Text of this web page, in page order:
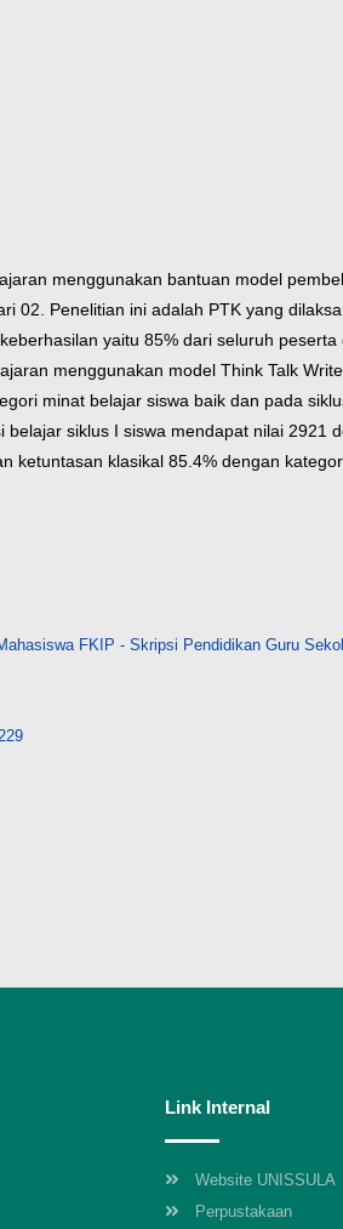
menggunakan bantuan model
02. Penelitian ini adalah PTK yang
yaitu 85% dari seluruh peserta
menggunakan model Think Talk
minat belajar siswa baik dan pada
siklus I siswa mendapat nilai
ketuntasan klasikal 85.4% dengan
FKIP - Skripsi Pendidikan Guru
Link Internal
Website UNISSULA
Perpustakaan